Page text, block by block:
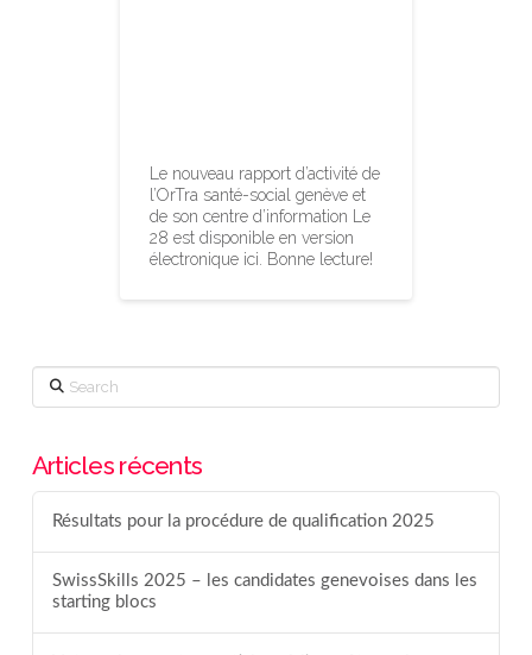
Le nouveau rapport d’activité de
l’OrTra santé-social genève et
de son centre d’information Le
28 est disponible en version
électronique ici. Bonne lecture!
Search
Articles récents
Résultats pour la procédure de qualification 2025
SwissSkills 2025 – les candidates genevoises dans les
starting blocs